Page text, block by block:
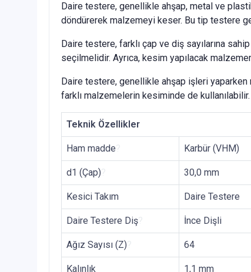
Daire testere, genellikle ahşap, metal ve
döndürerek malzemeyi keser. Bu tip testere
Daire testere, farklı çap ve diş sayılarına
seçilmelidir. Ayrıca, kesim yapılacak
Daire testere, genellikle ahşap işleri yaparken
farklı malzemelerin kesiminde de
Teknik Özellikler
Ham madde Karbür (VHM)
d1 (Çap) 30,0 mm
Kesici Takım Daire Testere
Daire Testere Diş İnce Dişli
Ağız Sayısı (Z) 64
Kalınlık 1,1 mm